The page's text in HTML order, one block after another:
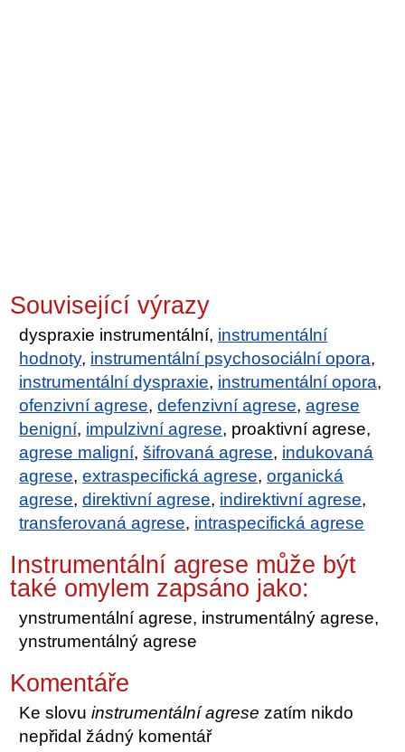
Související výrazy
dyspraxie instrumentální, instrumentální
hodnoty, instrumentální psychosociální opora,
instrumentální dyspraxie, instrumentální opora,
ofenzivní agrese,defenzivní agrese,agrese
benigní, impulzivní agrese, proaktivní agrese,
agrese maligní,šifrovaná agrese, indukovaná
agrese,extraspecifická agrese,organická
agrese,direktivní agrese, indirektivní agrese,
transferovaná agrese, intraspecifická agrese
Instrumentální agrese může být
také omylem zapsáno jako:
ynstrumentální agrese, instrumentálný agrese,
ynstrumentálný agrese
Komentáře
Ke slovuinstrumentální agrese zatím nikdo
nepřidal žádný komentář